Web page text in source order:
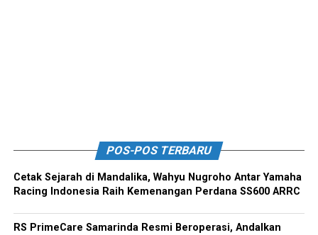
POS-POS TERBARU
Cetak Sejarah di Mandalika, Wahyu Nugroho Antar Yamaha
Racing Indonesia Raih Kemenangan Perdana SS600 ARRC
RS PrimeCare Samarinda Resmi Beroperasi, Andalkan